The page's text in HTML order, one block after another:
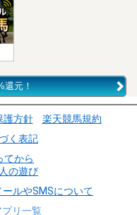
還元！
護方針
楽天競馬規約
く表記
てから
の遊び
ールやSMSについて
プリ一覧